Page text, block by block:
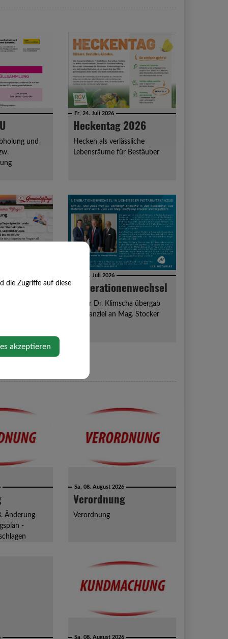
und
Fr, 24. Juli 2026
Heckentag 2026
Hecken als verlässliche
Lebensräume für Bestäuber
Di, 21. Juli 2026
Generationenwechsel
Notar Dr. Klimscha übergab
die Kanzlei an Mag. Stocker
Änderung
-
Sa, 08. August 2026
Verordnung
Verordnung
Sa, 08. August 2026
die Zugriffe auf diese
akzeptieren